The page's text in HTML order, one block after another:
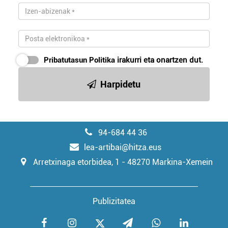
Pribatutasun Politika irakurri eta onartzen dut.
Harpidetu
94-684 44 36
lea-artibai@hitza.eus
Arretxinaga etorbidea, 1 - 48270 Markina-Xemein
Publizitatea